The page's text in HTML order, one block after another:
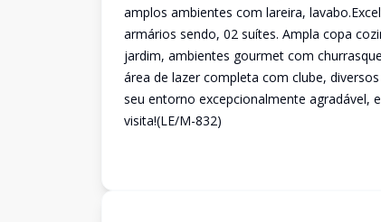
amplos ambientes com lareira,
armários sendo, 02 suítes. Ampla copa
jardim, ambientes gourmet com
área de lazer completa com clube,
seu entorno excepcionalmente agradável,
visita!(LE/M-832)